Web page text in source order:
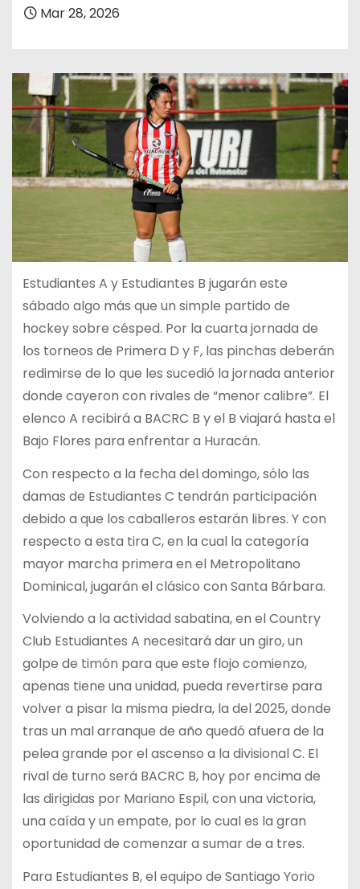
Mar 28, 2026
Estudiantes A y Estudiantes B jugarán este
sábado algo más que un simple partido de
hockey sobre césped. Por la cuarta jornada de
los torneos de Primera D y F, las pinchas deberán
redimirse de lo que les sucedió la jornada anterior
donde cayeron con rivales de “menor calibre”. El
elenco A recibirá a BACRC B y el B viajará hasta el
Bajo Flores para enfrentar a Huracán.
Con respecto a la fecha del domingo, sólo las
damas de Estudiantes C tendrán participación
debido a que los caballeros estarán libres. Y con
respecto a esta tira C, en la cual la categoría
mayor marcha primera en el Metropolitano
Dominical, jugarán el clásico con Santa Bárbara.
Volviendo a la actividad sabatina, en el Country
Club Estudiantes A necesitará dar un giro, un
golpe de timón para que este flojo comienzo,
apenas tiene una unidad, pueda revertirse para
volver a pisar la misma piedra, la del 2025, donde
tras un mal arranque de año quedó afuera de la
pelea grande por el ascenso a la divisional C. El
rival de turno será BACRC B, hoy por encima de
las dirigidas por Mariano Espil, con una victoria,
una caída y un empate, por lo cual es la gran
oportunidad de comenzar a sumar de a tres.
Para Estudiantes B, el equipo de Santiago Yorio